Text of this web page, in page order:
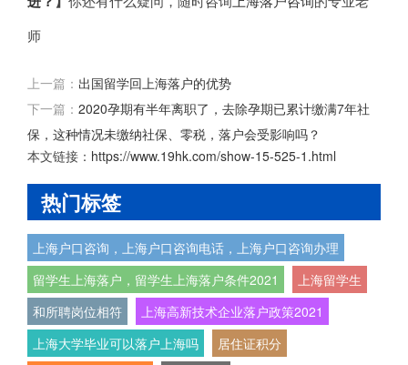
师
上一篇： 出国留学回上海落户的优势
下一篇： 2020孕期有半年离职了，去除孕期已累计缴满7年社
保，这种情况未缴纳社保、零税，落户会受影响吗？
本文链接： https://www.19hk.com/show-15-525-1.html
热门标签
上海户口咨询，上海户口咨询电话，上海户口咨询办理
留学生上海落户，留学生上海落户条件2021
上海留学生
和所聘岗位相符
上海高新技术企业落户政策2021
上海大学毕业可以落户上海吗
居住证积分